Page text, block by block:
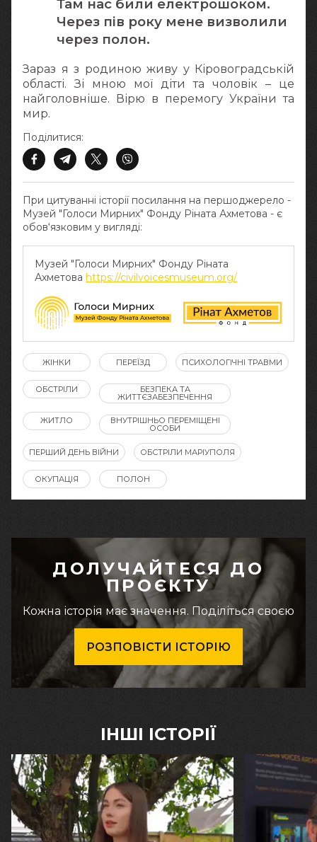
Там нас били електрошоком.
Через пів року мене визволили
через полон.
Зараз я з родиною живу у Кіровоградській
області. Зі мною мої діти та чоловік – це
найголовніше. Вірю в перемогу України та
мир.
При цитуванні історії посилання на першоджерело -
Музей "Голоси Мирних" Фонду Ріната Ахметова - є
обов‘язковим у вигляді:
Музей "Голоси Мирних" Фонду Ріната
Ахметова https://civilvoicesmuseum.org/
Поділитися:
ЖІНКИ ПЕРЕЇЗД ПСИХОЛОГІЧНІ ТРАВМИ
ОБСТРІЛИ БЕЗПЕКА ТА
ЖИТТЄЗАБЕЗПЕЧЕННЯ
ЖИТЛО ВНУТРІШНЬО ПЕРЕМІЩЕНІ
ОСОБИ
ПЕРШИЙ ДЕНЬ ВІЙНИ ОБСТРІЛИ МАРІУПОЛЯ
ОКУПАЦІЯ ПОЛОН
ДОЛУЧАЙТЕСЯ ДО
ПРОЄКТУ
Кожна історія має значення. Поділіться своєю
РОЗПОВІСТИ ІСТОРІЮ
ІНШІ ІСТОРІЇ